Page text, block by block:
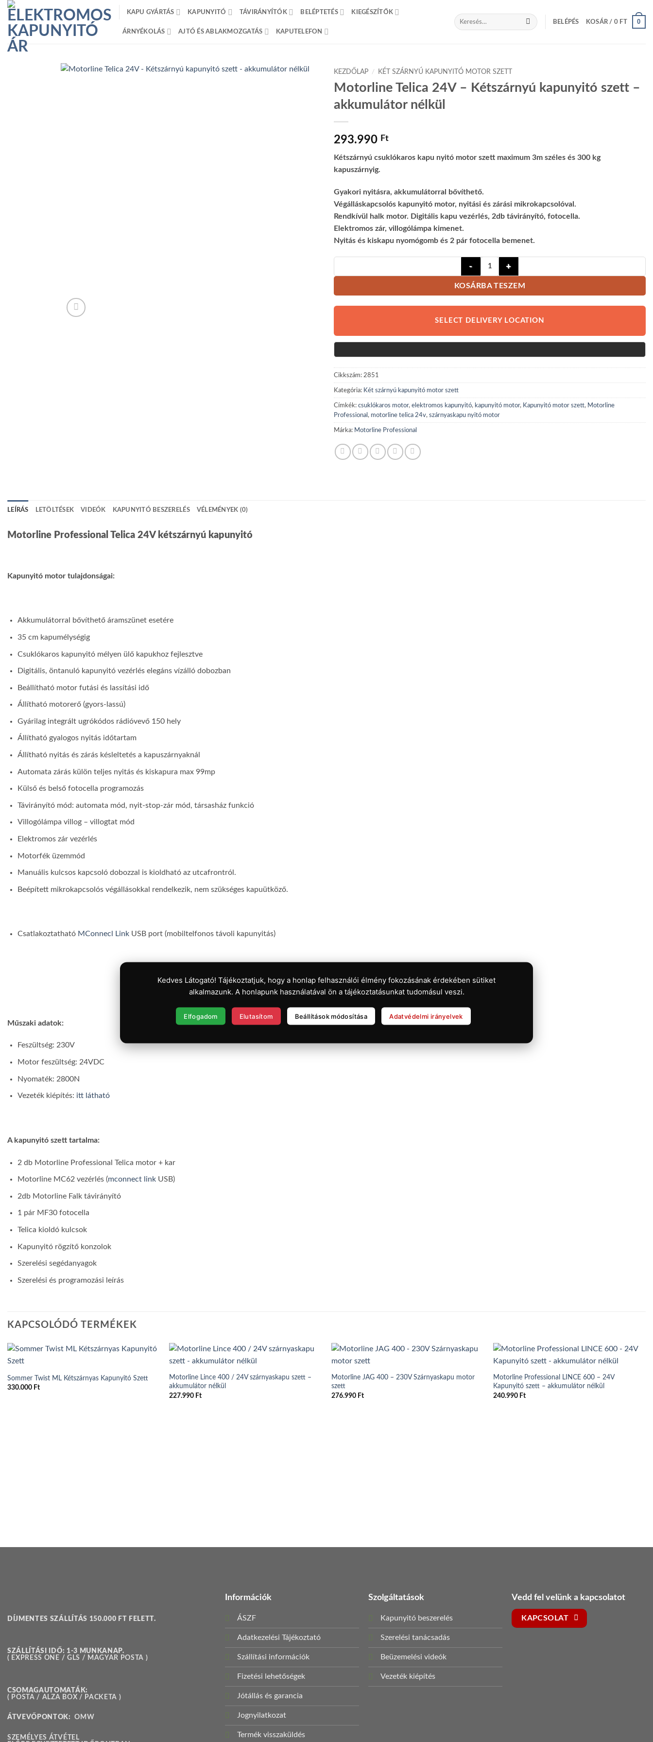
Skip
content
KAPU GYÁRTÁS KAPUNYITÓ TÁVIRÁNYÍTÓK BELÉPTETÉS KIEGÉSZÍTŐK
ÁRNYÉKOLÁS AJTÓ ÉS ABLAKMOZGATÁS KAPUTELEFON
Keresés
a
BELÉPÉS KOSÁR / 0 FT 0
KEZDŐLAP / KÉT SZÁRNYÚ KAPUNYITÓ MOTOR SZETT
Motorline Telica 24V – Kétszárnyú kapunyitó szett –
akkumulátor nélkül
293.990 Ft
Kétszárnyú csuklókaros kapu nyitó motor szett maximum 3m széles és 300 kg
kapuszárnyig.
Gyakori nyitásra, akkumulátorral bővíthető.
Végálláskapcsolós kapunyitó motor, nyitási és zárási mikrokapcsolóval.
Rendkívül halk motor. Digitális kapu vezérlés, 2db távirányító, fotocella.
Elektromos zár, villogólámpa kimenet.
Nyitás és kiskapu nyomógomb és 2 pár fotocella bemenet.
KOSÁRBA TESZEM
SELECT DELIVERY LOCATION
Cikkszám: 2851
Kategória: Két szárnyú kapunyitó motor szett
Címkék: csuklókaros motor, elektromos kapunyitó, kapunyitó motor, Kapunyitó motor szett, Motorline
Professional , motorline telica 24v, szárnyaskapu nyitó motor
Márka: Motorline Professional
LEÍRÁS LETÖLTÉSEK VIDEÓK KAPUNYITÓ BESZERELÉS VÉLEMÉNYEK (0)
Motorline Professional Telica 24V kétszárnyú kapunyitó
Kapunyitó motor tulajdonságai:
Akkumulátorral bővíthető áramszünet esetére
35 cm kapumélységig
Csuklókaros kapunyitó mélyen ülő kapukhoz fejlesztve
Digitális, öntanuló kapunyitó vezérlés elegáns vízálló dobozban
Beállítható motor futási és lassítási idő
Állítható motorerő (gyors-lassú)
Gyárilag integrált ugrókódos rádióvevő 150 hely
Állítható gyalogos nyitás időtartam
Állítható nyitás és zárás késleltetés a kapuszárnyaknál
Automata zárás külön teljes nyitás és kiskapura max 99mp
Külső és belső fotocella programozás
Távirányító mód: automata mód, nyit-stop-zár mód, társasház funkció
Villogólámpa villog – villogtat mód
Elektromos zár vezérlés
Motorfék üzemmód
Manuális kulcsos kapcsoló dobozzal is kioldható az utcafrontról.
Beépített mikrokapcsolós végállásokkal rendelkezik, nem szükséges kapuütköző.
Csatlakoztatható MConnecl LinkUSB port (mobiltelfonos távoli kapunyitás)
Műszaki adatok:
Feszültség: 230V
Motor feszültség: 24VDC
Nyomaték: 2800N
Vezeték kiépítés: itt látható
A kapunyitó szett tartalma:
2 db Motorline Professional Telica motor + kar
Motorline MC62 vezérlés (mconnect linkUSB)
2db Motorline Falk távirányító
1 pár MF30 fotocella
Telica kioldó kulcsok
Kapunyitó rögzítő konzolok
Szerelési segédanyagok
Szerelési és programozási leírás
KAPCSOLÓDÓ TERMÉKEK
Sommer Twist ML Kétszárnyas Kapunyitó Szett
330.000 Ft
Motorline Lince 400 / 24V szárnyaskapu szett –
akkumulátor nélkül
227.990 Ft
Motorline JAG 400 – 230V Szárnyaskapu motor
szett
276.990 Ft
Motorline Professional LINCE 600 – 24V
Kapunyitó szett – akkumulátor nélkül
240.990 Ft
DÍJMENTES SZÁLLÍTÁS 150.000 FT FELETT.
SZÁLLÍTÁSI IDŐ: 1-3 MUNKANAP.
( EXPRESS ONE / GLS / MAGYAR POSTA )
CSOMAGAUTOMATÁK:
( POSTA / ALZA BOX / PACKETA )
ÁTVEVŐPONTOK:OMW
SZEMÉLYES ÁTVÉTEL
Információk
ÁSZF
Adatkezelési Tájékoztató
Szállítási információk
Fizetési lehetőségek
Jótállás és garancia
Jognyilatkozat
Termék visszaküldés
Szolgáltatások
Kapunyitó beszerelés
Szerelési tanácsadás
Beüzemelési videók
Vezeték kiépítés
Vedd fel velünk a kapcsolatot
KAPCSOLAT
Kedves Látogató! Tájékoztatjuk, hogy a honlap felhasználói élmény fokozásának érdekében sütiket
alkalmazunk. A honlapunk használatával ön a tájékoztatásunkat tudomásul veszi.
Elfogadom Elutasítom Beállítások módosítása Adatvédelmi irányelvek